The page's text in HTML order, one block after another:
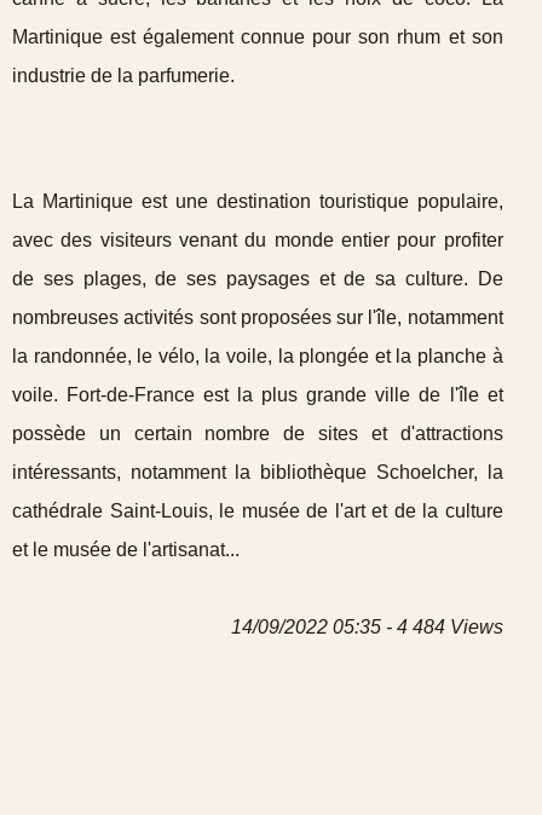
Martinique est également connue pour son rhum et son
industrie de la parfumerie.
La Martinique est une destination touristique populaire,
avec des visiteurs venant du monde entier pour profiter
de ses plages, de ses paysages et de sa culture. De
nombreuses activités sont proposées sur l'île, notamment
la randonnée, le vélo, la voile, la plongée et la planche à
voile. Fort-de-France est la plus grande ville de l'île et
possède un certain nombre de sites et d'attractions
intéressants, notamment la bibliothèque Schoelcher, la
cathédrale Saint-Louis, le musée de l'art et de la culture
et le musée de l'artisanat...
14/09/2022 05:35 - 4 484 Views